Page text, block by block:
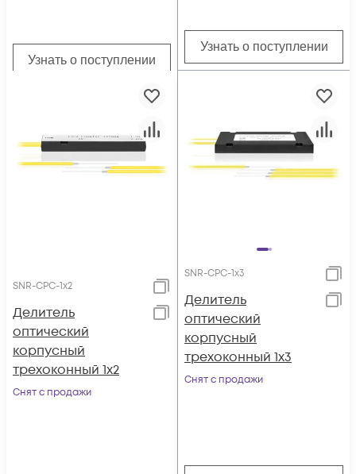
Узнать о поступлении
Узнать о поступлении
SNR-CPC-1x2
Делитель
оптический
корпусный
трехоконный 1х2
Снят с продажи
SNR-CPC-1x3
Делитель
оптический
корпусный
трехоконный 1х3
Снят с продажи